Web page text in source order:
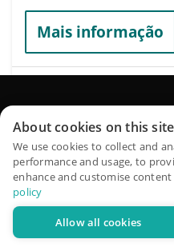
Mais informação
Dexter AI
DEXTER
$
Capitalização de
mercado
$430,740
QuantPilot é uma
agentes autônomos criam,
estratégias e conduzem
About cookies on this site
We use cookies to collect and
performance and usage, to
enhance and customise
policy
Allow all cookies